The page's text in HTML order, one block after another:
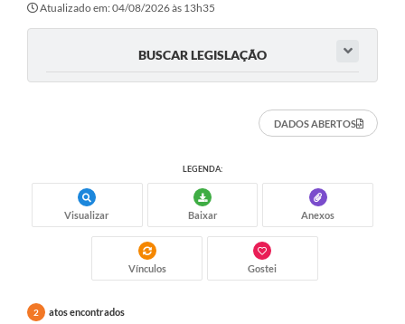
Atualizado em: 04/08/2026 às 13h35
BUSCAR LEGISLAÇÃO
DADOS ABERTOS
LEGENDA:
Visualizar Baixar Anexos
Vínculos Gostei
2 atos encontrados